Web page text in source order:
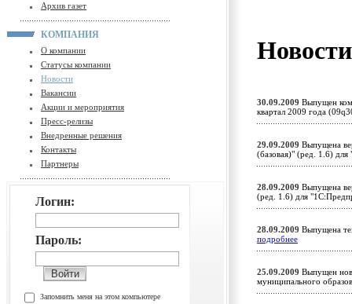
Архив газет
КОМПАНИЯ
О компании
Статусы компании
Новости
Вакансии
Акции и мероприятия
Пресс-релизы
Внедренные решения
Контакты
Партнеры
Логин:
Пароль:
Запомнить меня на этом компьютере
30.09.2009 Выпущен
квартал 2009 года
29.09.2009 Выпущена
(базовая)" (ред. 1.6)
28.09.2009 Выпущена
(ред. 1.6) для
28.09.2009 Выпущена
подробнее
25.09.2009 Выпущен
муниципального